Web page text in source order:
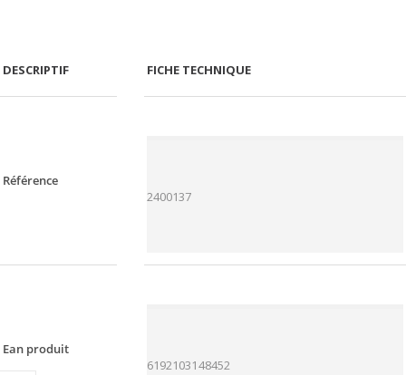
DESCRIPTIF FICHE TECHNIQUE
Référence
2400137
Ean produit
6192103148452